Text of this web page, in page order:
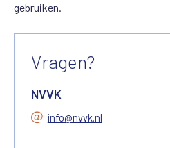
gebruiken.
Vragen?
NVVK
info@nvvk.nl